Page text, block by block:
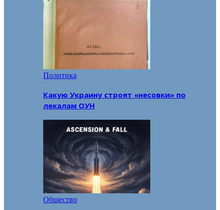
Политика
Какую Украину строят «несовки» по
лекалам ОУН
Общество